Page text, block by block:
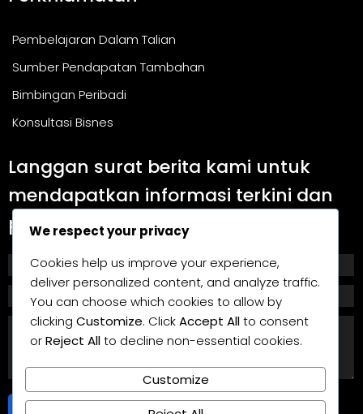
Pembelajaran Dalam Talian
Sumber Pendapatan Tambahan
Bimbingan Peribadi
Konsultasi Bisnes
Langgan surat berita kami untuk
mendapatkan informasi terkini dan
panduan berguna.
We respect your privacy
Cookies help us improve your experience,
deliver personalized content, and analyze traffic.
You can choose which cookies to allow by
clicking Customize. ClickAccept Allto consent
orReject Allto decline non-essential cookies.
Customize